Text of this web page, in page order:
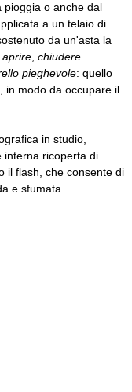
pioggia o anche dal
a un telaio di
da un'asta la
aprire chiudere
pieghevole: quello
in modo da occupare il
in studio,
interna ricoperta di
il flash, che consente di
e sfumata